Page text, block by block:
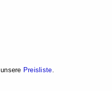
Preisliste.